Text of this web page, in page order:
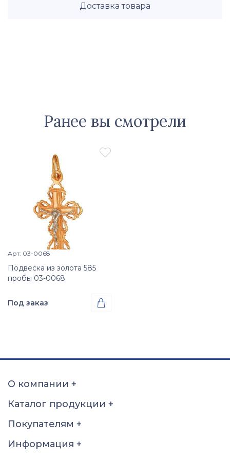
Доставка товара
Ранее вы смотрели

 Просмотр изделия
Арт: 03-0068
Подвеска из золота 585
пробы 03-0068
Под заказ 
О компании +
Каталог продукции +
Покупателям +
Информация +